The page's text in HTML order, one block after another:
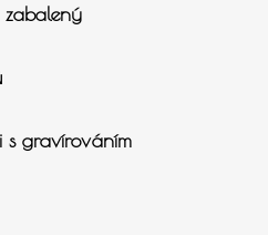
s gravírováním